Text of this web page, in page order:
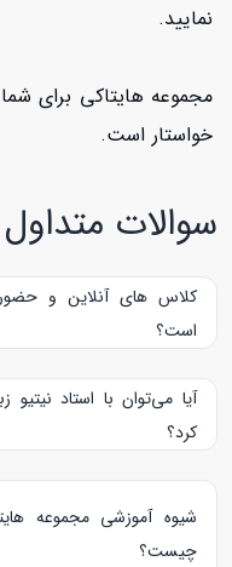
نمایید.
مجموعه هایتاکی برای
خواستار است.
سوالات متداول
کلاس های آنلاین و
است؟
90 دقیقه می‌باشند.
آیا می‌توان با استاد
کرد؟
کرده ‌اند و شما می‌توانید
ایتالیایی رزرو کنید.
شیوه آموزشی مجموعه
چیست؟